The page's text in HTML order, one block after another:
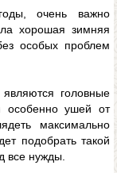
очень важно
хорошая зимняя
особых проблем
головные
ушей от
максимально
подобрать такой
все нужды.